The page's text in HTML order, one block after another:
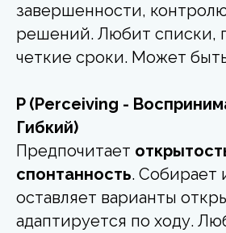
завершенности,
решений. Любит списки,
четкие сроки. Может
P (Perceiving -
Гибкий)
Предпочитает
спонтанность.
оставляет варианты
адаптируется по ходу.